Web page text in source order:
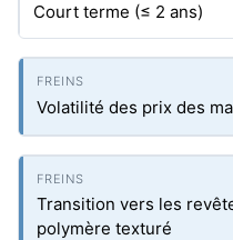
Court terme (≤ 2 ans)
Volatilité des prix des
Transition vers les
polymère texturé